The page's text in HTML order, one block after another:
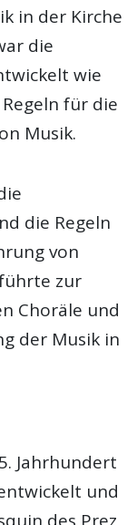
in der Kirche
die
wie
für die
Musik.
die Regeln
von
zur
Choräle und
der Musik in
Jahrhundert
und
des Prez